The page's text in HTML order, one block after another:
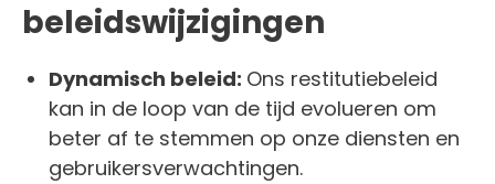
beleidswijzigingen
Dynamisch beleid: Ons restitutiebeleid
kan in de loop van de tijd evolueren om
beter af te stemmen op onze diensten en
gebruikersverwachtingen.